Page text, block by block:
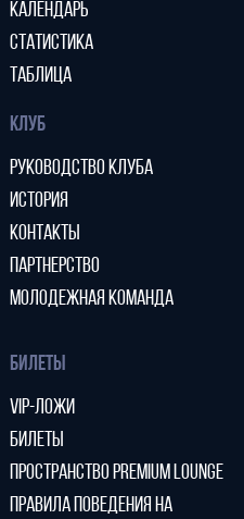
КАЛЕНДАРЬ
СТАТИСТИКА
ТАБЛИЦА
КЛУБ
РУКОВОДСТВО КЛУБА
ИСТОРИЯ
КОНТАКТЫ
ПАРТНЕРСТВО
МОЛОДЕЖНАЯ КОМАНДА
БИЛЕТЫ
VIP-ЛОЖИ
БИЛЕТЫ
ПРОСТРАНСТВО PREMIUM LOUNGE
ПРАВИЛА ПОВЕДЕНИЯ НА